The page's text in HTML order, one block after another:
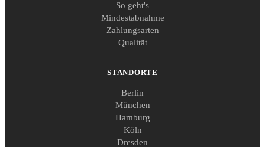
So geht's
Mindestabnahme
Zahlungsarten
Qualität
STANDORTE
Berlin
München
Hamburg
Köln
Dresden